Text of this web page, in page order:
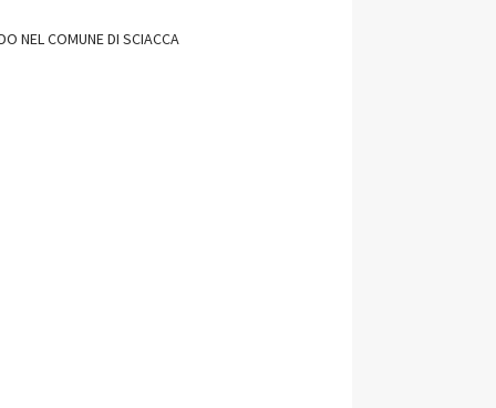
NEL COMUNE DI SCIACCA